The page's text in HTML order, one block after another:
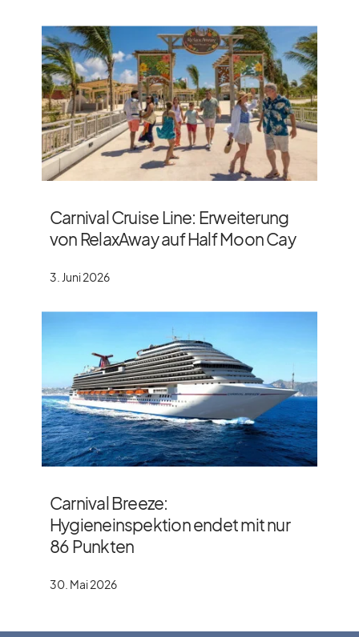
Carnival Cruise Line: Erweiterung
von RelaxAway auf Half Moon Cay
3. Juni 2026
Carnival Breeze:
Hygieneinspektion endet mit nur
86 Punkten
30. Mai 2026